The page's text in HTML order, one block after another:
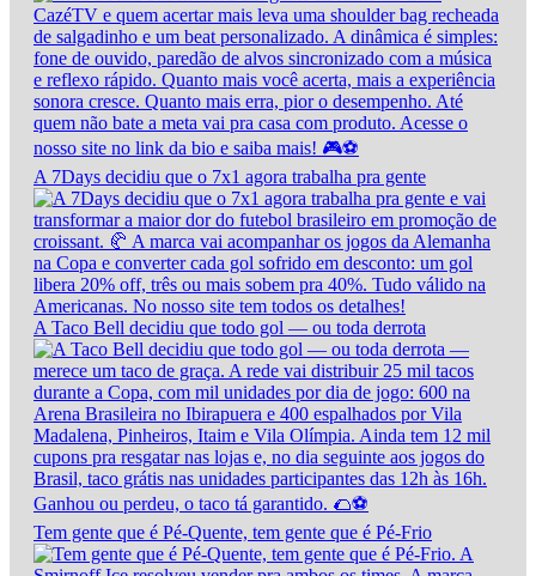
A 7Days decidiu que o 7x1 agora trabalha pra gente
A Taco Bell decidiu que todo gol — ou toda derrota
Tem gente que é Pé-Quente, tem gente que é Pé-Frio